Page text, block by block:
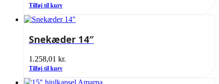
Tilføj til kurv
Snekæder 14″
1.258,01 kr.
Tilføj til kurv